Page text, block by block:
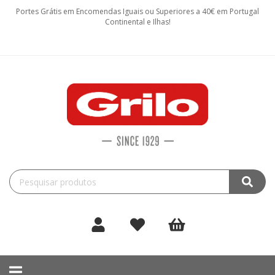
Portes Grátis em Encomendas Iguais ou Superiores a 40€ em Portugal
Continental e Ilhas!